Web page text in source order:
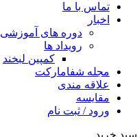
تماس با ما
اخبار
دوره های آموزشی
رویداد ها
کمپین لبخند
مجله شفامارکت
علاقه مندی
مقایسه
ورود / ثبت نام
سبد خرید